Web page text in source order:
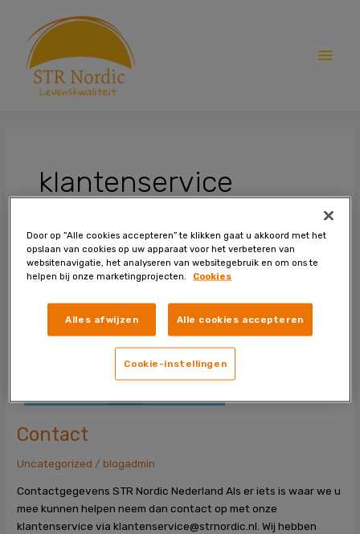
content
klantenservice
Contact
Uncategorized /blogadmin
Contactgegevens STR Nordic Nederland Als er iets is waar we u
mee kunnen helpen neem dan contact op met onze
klantenservice via klantenservice@strnordic.nl. Wij hebben
Contact
Door op “Alle cookies accepteren” te klikken gaat u akkoord met het
opslaan van cookies op uw apparaat voor het verbeteren van
websitenavigatie, het analyseren van websitegebruik en om ons te
helpen bij onze marketingprojecten.
Cookies
Alles afwijzen Alle cookies accepteren
Cookie-instellingen